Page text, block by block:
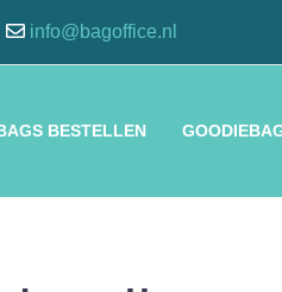
info@bagoffice.nl
BESTELLEN